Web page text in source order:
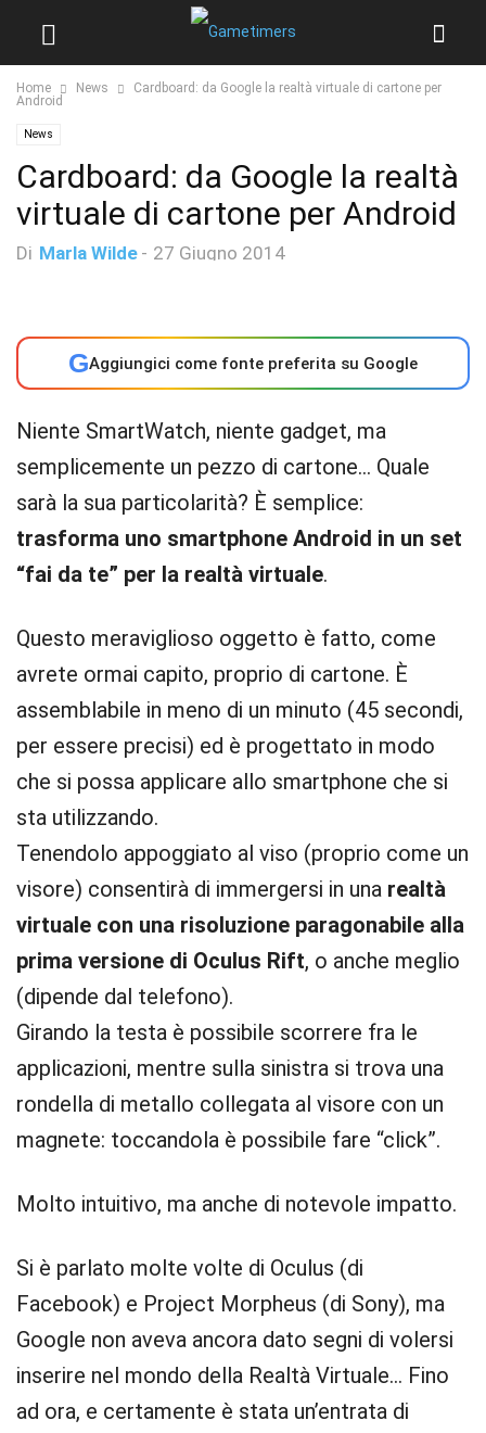
Home News
Cardboard: da Google la realtà virtuale di cartone per
Android
News
Cardboard: da Google la realtà
virtuale di cartone per Android
Di Marla Wilde - 27 Giugno 2014
GAggiungici come fonte preferita su Google
Niente SmartWatch, niente gadget, ma
semplicemente un pezzo di cartone… Quale
sarà la sua particolarità? È semplice:
trasforma uno smartphone Android in un set
“fai da te” per la realtà virtuale.
Questo meraviglioso oggetto è fatto, come
avrete ormai capito, proprio di cartone. È
assemblabile in meno di un minuto (45 secondi,
per essere precisi) ed è progettato in modo
che si possa applicare allo smartphone che si
sta utilizzando.
Tenendolo appoggiato al viso (proprio come un
visore) consentirà di immergersi in una realtà
virtuale con una risoluzione paragonabile alla
prima versione di Oculus Rift, o anche meglio
(dipende dal telefono).
Girando la testa è possibile scorrere fra le
applicazioni, mentre sulla sinistra si trova una
rondella di metallo collegata al visore con un
magnete: toccandola è possibile fare “click”.
Molto intuitivo, ma anche di notevole impatto.
Si è parlato molte volte di Oculus (di
Facebook) e Project Morpheus (di Sony), ma
Google non aveva ancora dato segni di volersi
inserire nel mondo della Realtà Virtuale… Fino
ad ora, e certamente è stata un’entrata di